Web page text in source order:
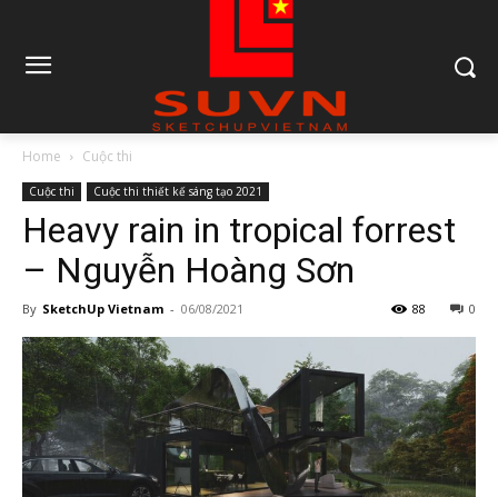
Home Cuộc thi
Cuộc thi Cuộc thi thiết kế sáng tạo 2021
Heavy rain in tropical forrest
– Nguyễn Hoàng Sơn
By SketchUp Vietnam - 06/08/2021 0
88